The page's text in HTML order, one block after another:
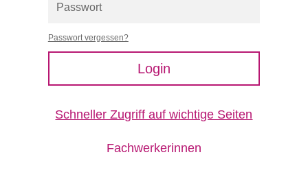
Passwort vergessen?
Login
Schneller Zugriff auf wichtige Seiten
Fachwerkerinnen